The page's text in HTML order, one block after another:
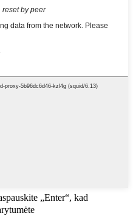
„Enter“, kad